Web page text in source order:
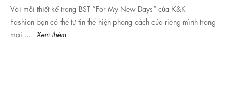
Với mỗi thiết kế trong BST “For My New Days” của K&K
Fashion bạn có thể tự tin thể hiện phong cách của riêng mình trong
mọi ...
Xem thêm